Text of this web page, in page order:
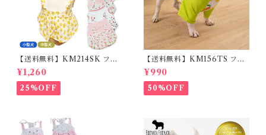
【送料無料】KM214SK フレ
ブル 女の子 スカート ワンピー
ス夏 フリル 犬服 ドックウェア
¥1,260
25%OFF
【送料無料】KM156TS フレ
ブル Tシャツ フレンチブルド
ック レモン柄 犬服 ドックウェ
ア
¥990
50%OFF